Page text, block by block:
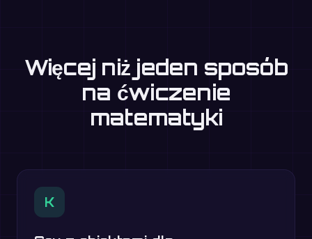
Więcej niż jeden sposób
na ćwiczenie
matematyki
K